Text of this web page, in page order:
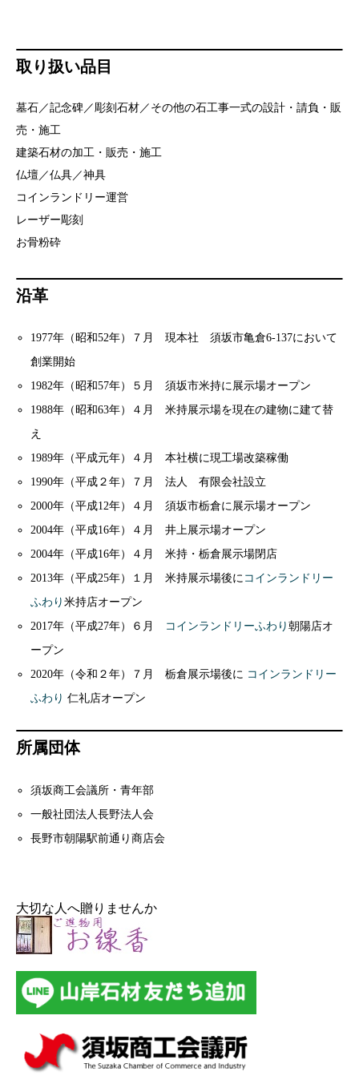
取り扱い品目
墓石／記念碑／彫刻石材／その他の石工事一式の設計・請負・販
売・施工
建築石材の加工・販売・施工
仏壇／仏具／神具
コインランドリー運営
レーザー彫刻
お骨粉砕
沿革
1977年（昭和52年）７月 現本社 須坂市亀倉6-137において
創業開始
1982年（昭和57年）５月 須坂市米持に展示場オープン
1988年（昭和63年）４月 米持展示場を現在の建物に建て替
え
1989年（平成元年）４月 本社横に現工場改築稼働
1990年（平成２年）７月 法人 有限会社設立
2000年（平成12年）４月 須坂市栃倉に展示場オープン
2004年（平成16年）４月 井上展示場オープン
2004年（平成16年）４月 米持・栃倉展示場閉店
2013年（平成25年）１月 米持展示場後に コインランドリー
ふわり米持店オープン
2017年（平成27年）６月
コインランドリーふわり朝陽店オ
ープン
2020年（令和２年）７月 栃倉展示場後に コインランドリー
ふわり 仁礼店オープン
所属団体
須坂商工会議所・青年部
一般社団法人長野法人会
長野市朝陽駅前通り商店会
大切な人へ贈りませんか